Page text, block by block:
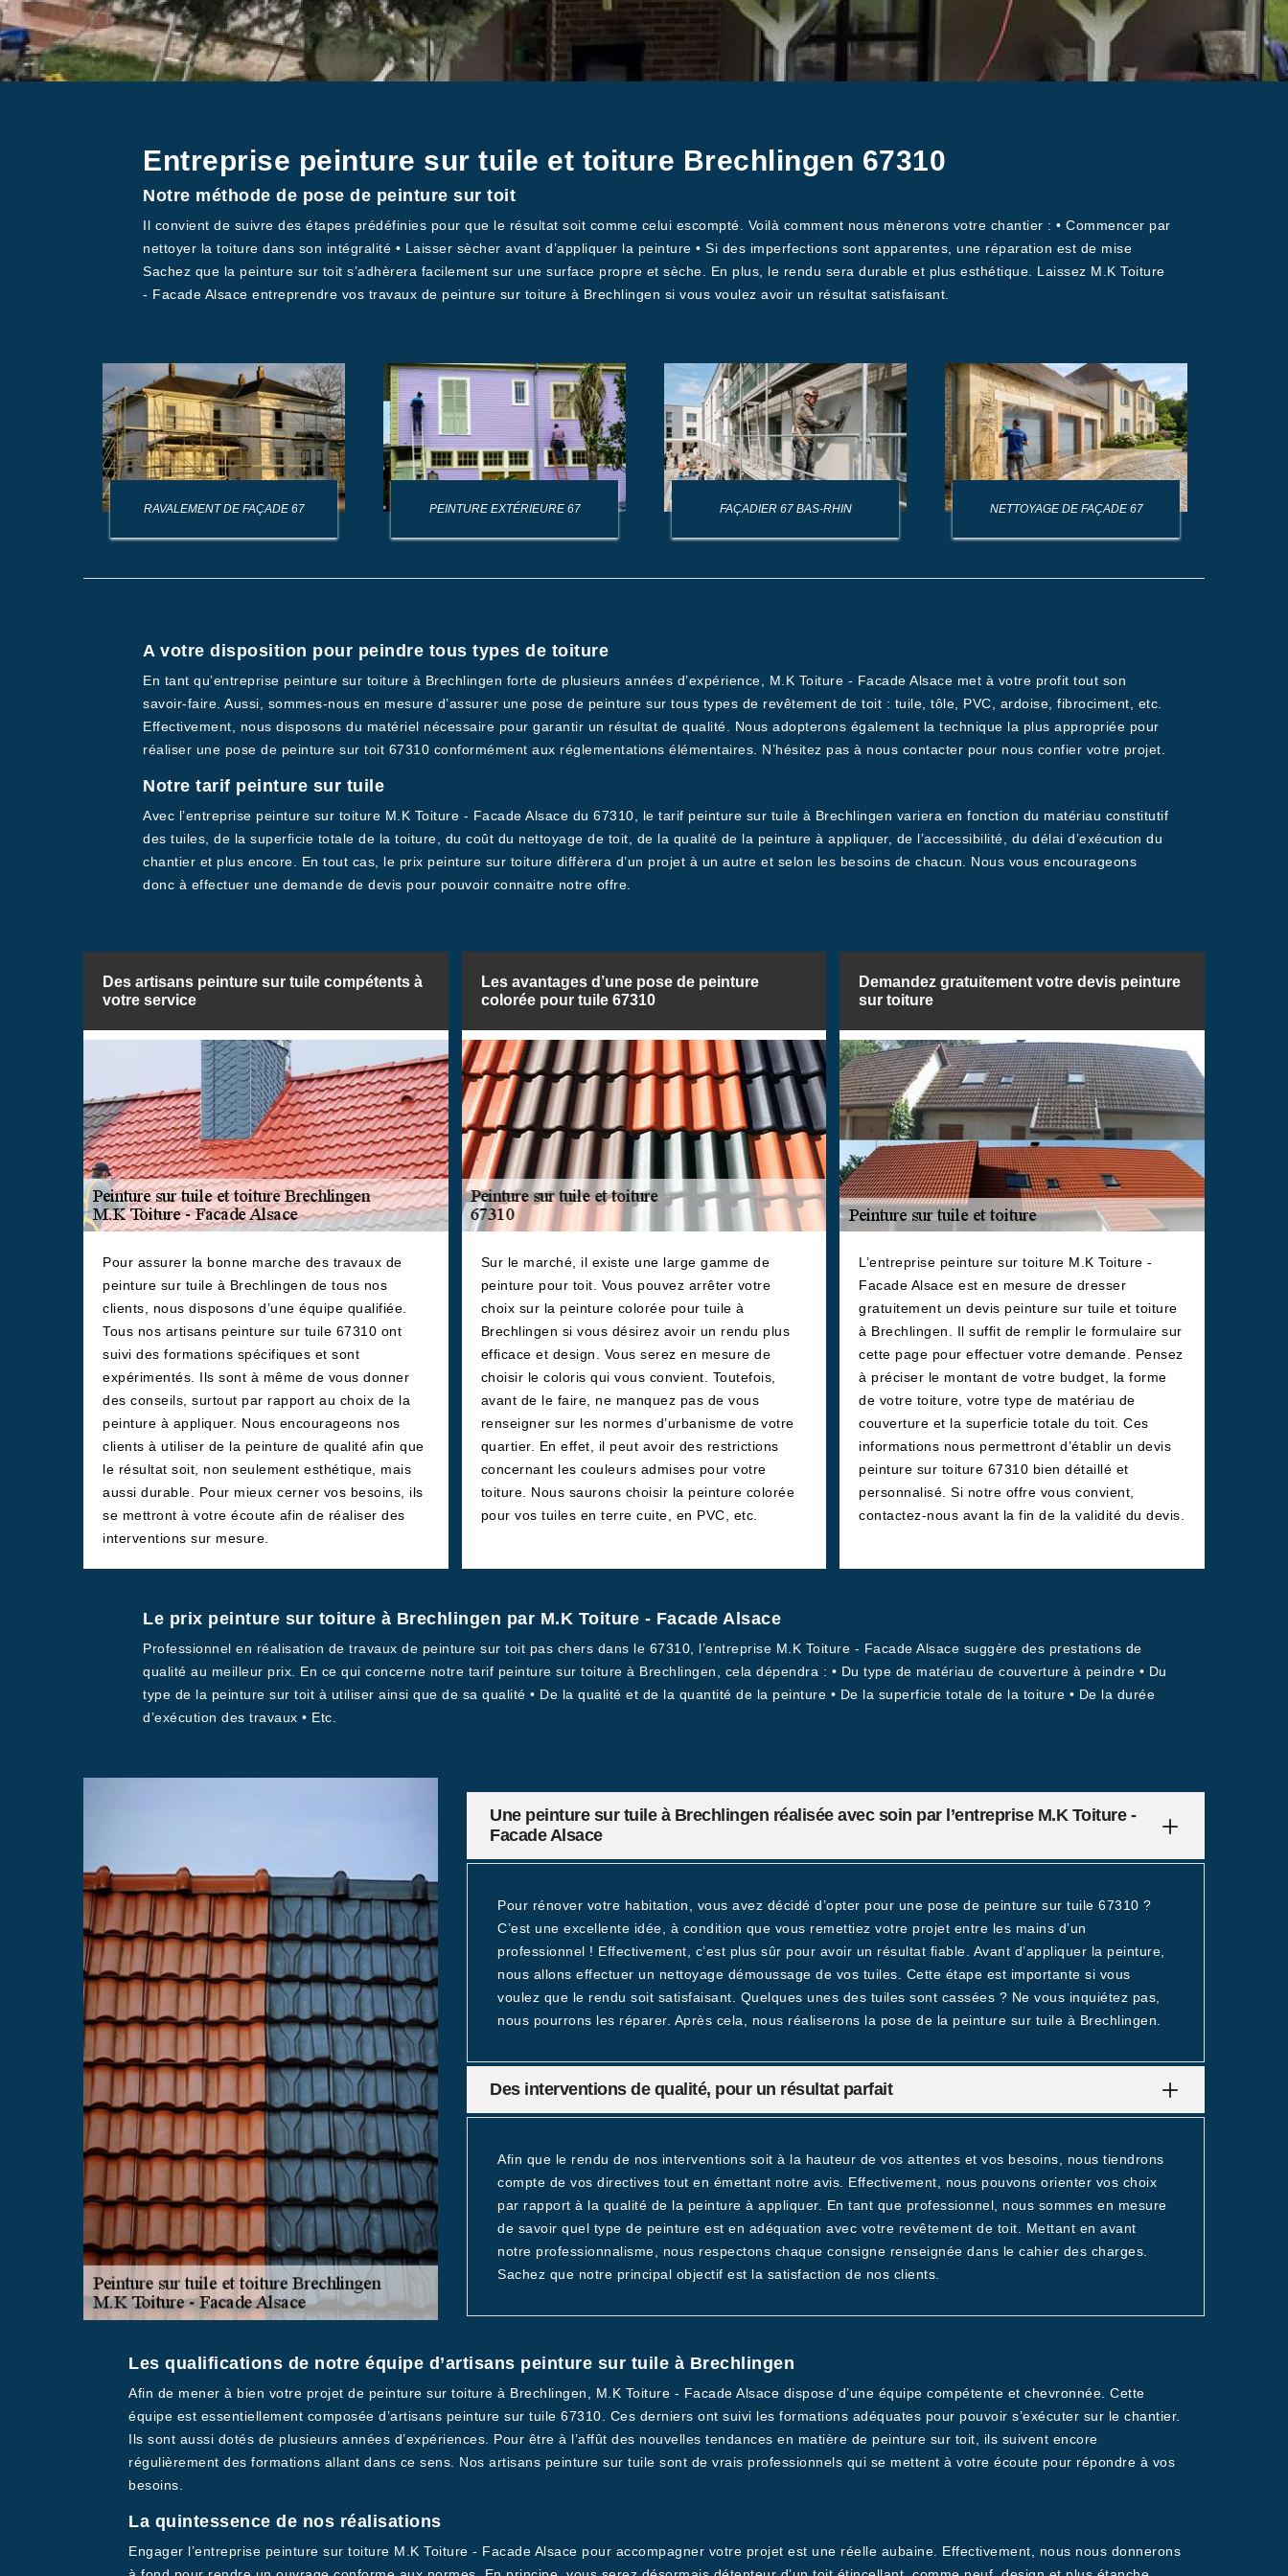
Entreprise peinture sur tuile et toiture Brechlingen 67310
Notre méthode de pose de peinture sur toit
Il convient de suivre des étapes prédéfinies pour que le résultat soit comme celui escompté. Voilà comment nous mènerons votre chantier : • Commencer par
nettoyer la toiture dans son intégralité • Laisser sècher avant d’appliquer la peinture • Si des imperfections sont apparentes, une réparation est de mise
Sachez que la peinture sur toit s’adhèrera facilement sur une surface propre et sèche. En plus, le rendu sera durable et plus esthétique. Laissez M.K Toiture
- Facade Alsace entreprendre vos travaux de peinture sur toiture à Brechlingen si vous voulez avoir un résultat satisfaisant.
RAVALEMENT DE FAÇADE 67 PEINTURE EXTÉRIEURE 67 FAÇADIER 67 BAS-RHIN NETTOYAGE DE FAÇADE 67
A votre disposition pour peindre tous types de toiture
En tant qu’entreprise peinture sur toiture à Brechlingen forte de plusieurs années d’expérience, M.K Toiture - Facade Alsace met à votre profit tout son
savoir-faire. Aussi, sommes-nous en mesure d’assurer une pose de peinture sur tous types de revêtement de toit : tuile, tôle, PVC, ardoise, fibrociment, etc.
Effectivement, nous disposons du matériel nécessaire pour garantir un résultat de qualité. Nous adopterons également la technique la plus appropriée pour
réaliser une pose de peinture sur toit 67310 conformément aux réglementations élémentaires. N’hésitez pas à nous contacter pour nous confier votre projet.
Notre tarif peinture sur tuile
Avec l’entreprise peinture sur toiture M.K Toiture - Facade Alsace du 67310, le tarif peinture sur tuile à Brechlingen variera en fonction du matériau constitutif
des tuiles, de la superficie totale de la toiture, du coût du nettoyage de toit, de la qualité de la peinture à appliquer, de l’accessibilité, du délai d’exécution du
chantier et plus encore. En tout cas, le prix peinture sur toiture diffèrera d’un projet à un autre et selon les besoins de chacun. Nous vous encourageons
donc à effectuer une demande de devis pour pouvoir connaitre notre offre.
Des artisans peinture sur tuile compétents à
votre service
Pour assurer la bonne marche des travaux de
peinture sur tuile à Brechlingen de tous nos
clients, nous disposons d’une équipe qualifiée.
Tous nos artisans peinture sur tuile 67310 ont
suivi des formations spécifiques et sont
expérimentés. Ils sont à même de vous donner
des conseils, surtout par rapport au choix de la
peinture à appliquer. Nous encourageons nos
clients à utiliser de la peinture de qualité afin que
le résultat soit, non seulement esthétique, mais
aussi durable. Pour mieux cerner vos besoins, ils
se mettront à votre écoute afin de réaliser des
interventions sur mesure.
Les avantages d’une pose de peinture
colorée pour tuile 67310
Sur le marché, il existe une large gamme de
peinture pour toit. Vous pouvez arrêter votre
choix sur la peinture colorée pour tuile à
Brechlingen si vous désirez avoir un rendu plus
efficace et design. Vous serez en mesure de
choisir le coloris qui vous convient. Toutefois,
avant de le faire, ne manquez pas de vous
renseigner sur les normes d’urbanisme de votre
quartier. En effet, il peut avoir des restrictions
concernant les couleurs admises pour votre
toiture. Nous saurons choisir la peinture colorée
pour vos tuiles en terre cuite, en PVC, etc.
Demandez gratuitement votre devis peinture
sur toiture
L’entreprise peinture sur toiture M.K Toiture -
Facade Alsace est en mesure de dresser
gratuitement un devis peinture sur tuile et toiture
à Brechlingen. Il suffit de remplir le formulaire sur
cette page pour effectuer votre demande. Pensez
à préciser le montant de votre budget, la forme
de votre toiture, votre type de matériau de
couverture et la superficie totale du toit. Ces
informations nous permettront d’établir un devis
peinture sur toiture 67310 bien détaillé et
personnalisé. Si notre offre vous convient,
contactez-nous avant la fin de la validité du devis.
Le prix peinture sur toiture à Brechlingen par M.K Toiture - Facade Alsace
Professionnel en réalisation de travaux de peinture sur toit pas chers dans le 67310, l’entreprise M.K Toiture - Facade Alsace suggère des prestations de
qualité au meilleur prix. En ce qui concerne notre tarif peinture sur toiture à Brechlingen, cela dépendra : • Du type de matériau de couverture à peindre • Du
type de la peinture sur toit à utiliser ainsi que de sa qualité • De la qualité et de la quantité de la peinture • De la superficie totale de la toiture • De la durée
d’exécution des travaux • Etc.
Une peinture sur tuile à Brechlingen réalisée avec soin par l’entreprise M.K Toiture -
Facade Alsace
Pour rénover votre habitation, vous avez décidé d’opter pour une pose de peinture sur tuile 67310 ?
C’est une excellente idée, à condition que vous remettiez votre projet entre les mains d’un
professionnel ! Effectivement, c’est plus sûr pour avoir un résultat fiable. Avant d’appliquer la peinture,
nous allons effectuer un nettoyage démoussage de vos tuiles. Cette étape est importante si vous
voulez que le rendu soit satisfaisant. Quelques unes des tuiles sont cassées ? Ne vous inquiétez pas,
nous pourrons les réparer. Après cela, nous réaliserons la pose de la peinture sur tuile à Brechlingen.
Des interventions de qualité, pour un résultat parfait
Afin que le rendu de nos interventions soit à la hauteur de vos attentes et vos besoins, nous tiendrons
compte de vos directives tout en émettant notre avis. Effectivement, nous pouvons orienter vos choix
par rapport à la qualité de la peinture à appliquer. En tant que professionnel, nous sommes en mesure
de savoir quel type de peinture est en adéquation avec votre revêtement de toit. Mettant en avant
notre professionnalisme, nous respectons chaque consigne renseignée dans le cahier des charges.
Sachez que notre principal objectif est la satisfaction de nos clients.
Les qualifications de notre équipe d’artisans peinture sur tuile à Brechlingen
Afin de mener à bien votre projet de peinture sur toiture à Brechlingen, M.K Toiture - Facade Alsace dispose d’une équipe compétente et chevronnée. Cette
équipe est essentiellement composée d’artisans peinture sur tuile 67310. Ces derniers ont suivi les formations adéquates pour pouvoir s’exécuter sur le chantier.
Ils sont aussi dotés de plusieurs années d’expériences. Pour être à l’affût des nouvelles tendances en matière de peinture sur toit, ils suivent encore
régulièrement des formations allant dans ce sens. Nos artisans peinture sur tuile sont de vrais professionnels qui se mettent à votre écoute pour répondre à vos
besoins.
La quintessence de nos réalisations
Engager l’entreprise peinture sur toiture M.K Toiture - Facade Alsace pour accompagner votre projet est une réelle aubaine. Effectivement, nous nous donnerons